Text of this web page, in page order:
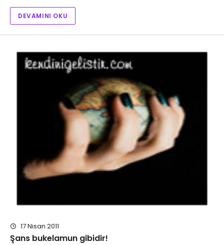
DEVAMINI OKU
17 Nisan 2011
Şans bukelamun gibidir!